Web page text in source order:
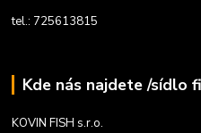
tel.: 725613815
Kde nás najdete /sídlo
KOVIN FISH s.r.o.